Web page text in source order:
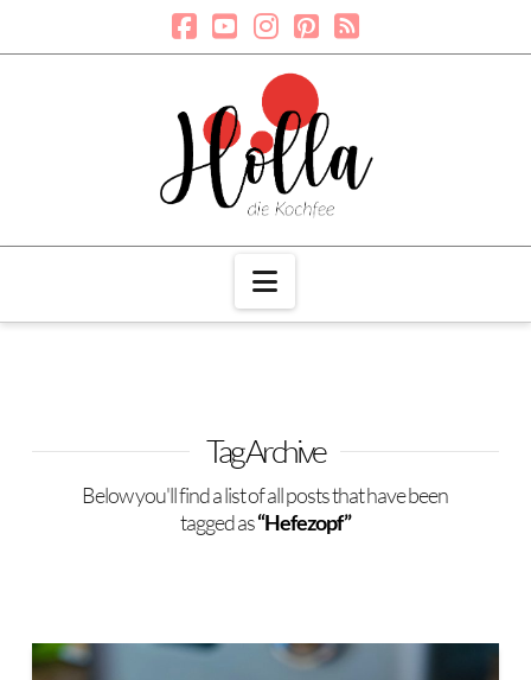
Navigation
Tag Archive
Below you'll find a list of all posts that have been
tagged as“Hefezopf”